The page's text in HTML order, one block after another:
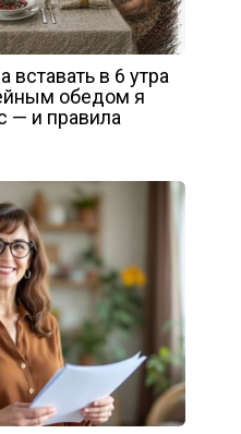
вставать в 6 утра
обедом я
— и правила